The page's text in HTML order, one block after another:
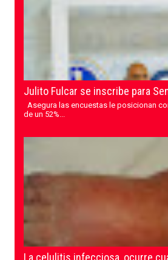
Julito Fulcar se inscribe para
Asegura las encuestas le posicionan
de un 52%...
La celulitis infecciosa, ocurre